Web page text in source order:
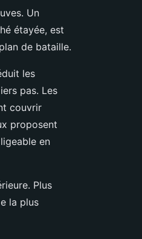
Un
étayée, est
de bataille.
les
pas. Les
couvrir
proposent
en
Plus
la plus